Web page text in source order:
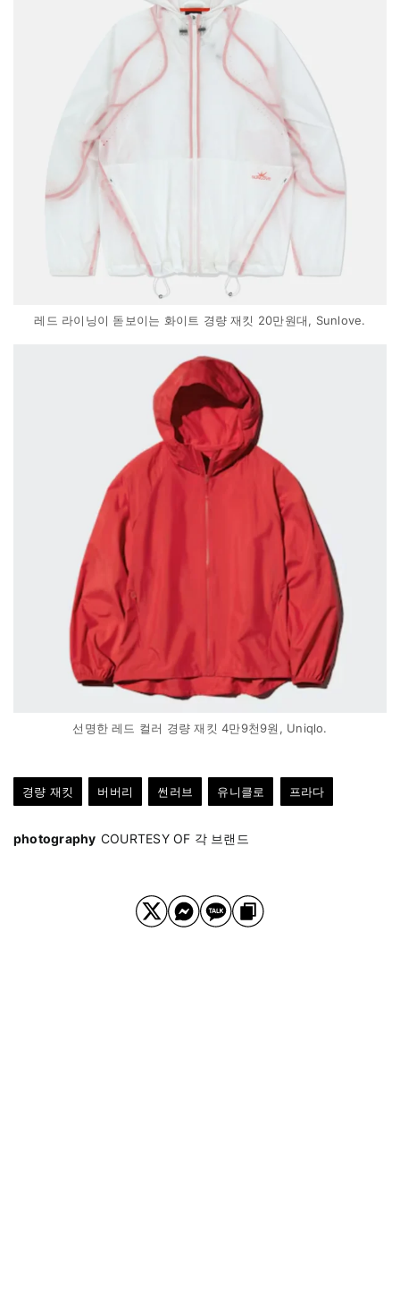
레드 라이닝이 돋보이는 화이트 경량 재킷 20만원대, Sunlove.
선명한 레드 컬러 경량 재킷 4만9천9원, Uniqlo.
경량 재킷 버버리 썬러브 유니클로 프라다
photography COURTESY OF 각 브랜드